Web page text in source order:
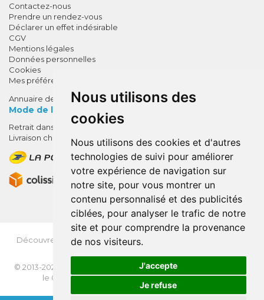
Nous utilisons des
cookies
Nous utilisons des cookies et d'autres
technologies de suivi pour améliorer
votre expérience de navigation sur
notre site, pour vous montrer un
contenu personnalisé et des publicités
ciblées, pour analyser le trafic de notre
site et pour comprendre la provenance
de nos visiteurs.
J'accepte
Je refuse
Contactez-nous
Prendre un rendez-vous
Déclarer un effet indésirable
CGV
Mentions légales
Données personnelles
Cookies
Mes préférences Cookies
Annuaire des pharmacies
Mode de livraison
Retrait dans la pharmacie
Livraison chez vous
Découvrez OrdoFlash.fr (MonOrdo.fr)
© 2013-2026
- Tous droits réservés - Page mise à jour
le 03/08/2026 -Apotekisto, pharmacie en ligne
VOTRE REMISE
SUR VOTRE 1ÈRE COMMANDE*
AVEC LE CODE
BIENVENUE10
* sans minimum d'achat , hors
médicaments et produits en offre,
utilisez le code au moment de la
validation du panier afin que la